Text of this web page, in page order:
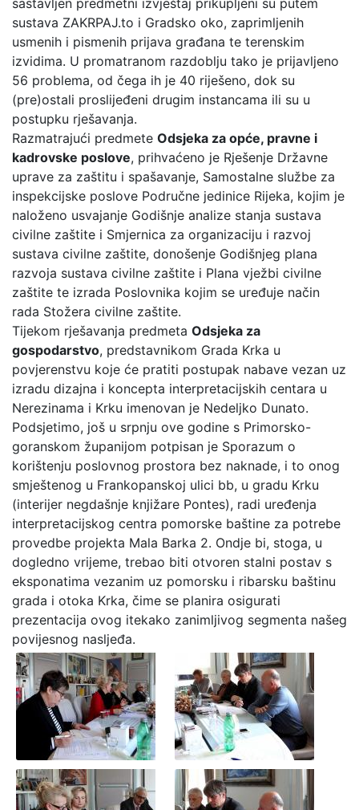
sastavljen predmetni izvještaj prikupljeni su putem
sustava ZAKRPAJ.to i Gradsko oko, zaprimljenih
usmenih i pismenih prijava građana te terenskim
izvidima. U promatranom razdoblju tako je prijavljeno
56 problema, od čega ih je 40 riješeno, dok su
(pre)ostali proslijeđeni drugim instancama ili su u
postupku rješavanja.
Razmatrajući predmete Odsjeka za opće, pravne i
kadrovske poslove, prihvaćeno je Rješenje Državne
uprave za zaštitu i spašavanje, Samostalne službe za
inspekcijske poslove Područne jedinice Rijeka, kojim je
naloženo usvajanje Godišnje analize stanja sustava
civilne zaštite i Smjernica za organizaciju i razvoj
sustava civilne zaštite, donošenje Godišnjeg plana
razvoja sustava civilne zaštite i Plana vježbi civilne
zaštite te izrada Poslovnika kojim se uređuje način
rada Stožera civilne zaštite.
Tijekom rješavanja predmeta Odsjeka za
gospodarstvo, predstavnikom Grada Krka u
povjerenstvu koje će pratiti postupak nabave vezan uz
izradu dizajna i koncepta interpretacijskih centara u
Nerezinama i Krku imenovan je Nedeljko Dunato.
Podsjetimo, još u srpnju ove godine s Primorsko-
goranskom županijom potpisan je Sporazum o
korištenju poslovnog prostora bez naknade, i to onog
smještenog u Frankopanskoj ulici bb, u gradu Krku
(interijer negdašnje knjižare Pontes), radi uređenja
interpretacijskog centra pomorske baštine za potrebe
provedbe projekta Mala Barka 2. Ondje bi, stoga, u
dogledno vrijeme, trebao biti otvoren stalni postav s
eksponatima vezanim uz pomorsku i ribarsku baštinu
grada i otoka Krka, čime se planira osigurati
prezentacija ovog itekako zanimljivog segmenta našeg
povijesnog nasljeđa.